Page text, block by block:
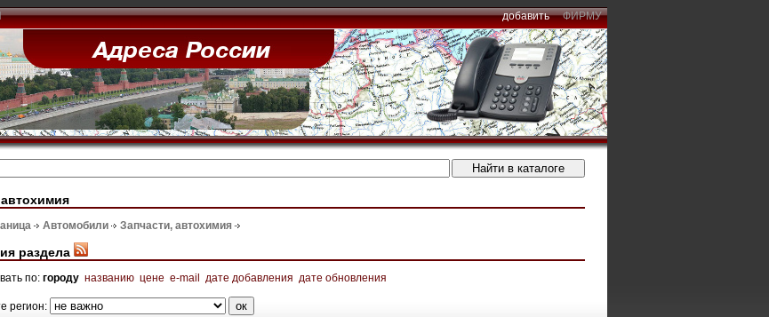
добавить ФИРМУ
Автомобили Запчасти, автохимия
раздела
по: городу названию цене e-mail дате добавления дате обновления
регион: